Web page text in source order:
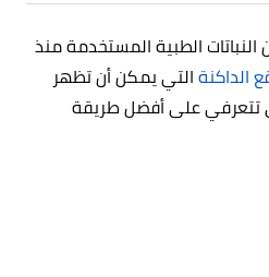
الطبية المستخدمة منذ
الداكنةالتي يمكن أن تظهر
تتعرفي على أفضل طريقة